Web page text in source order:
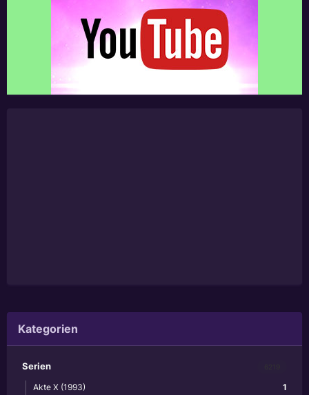
Kategorien
Serien
1
Akte X (1993)